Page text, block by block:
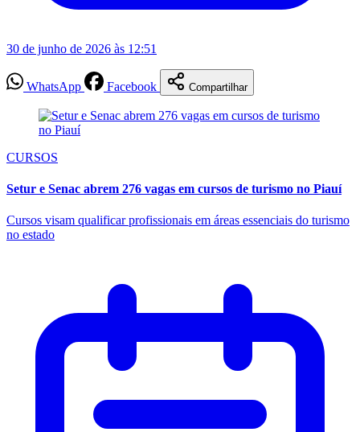
30 de junho de 2026 às 12:51
WhatsApp Facebook Compartilhar
CURSOS
Setur e Senac abrem 276 vagas em cursos de turismo no Piauí
Cursos visam qualificar profissionais em áreas essenciais do turismo
no estado